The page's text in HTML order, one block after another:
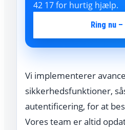
42 17 for hurtig hjælp.
Ring nu –
Vi implementerer
sikkerhedsfunktioner,
autentificering, for at
Vores team er altid